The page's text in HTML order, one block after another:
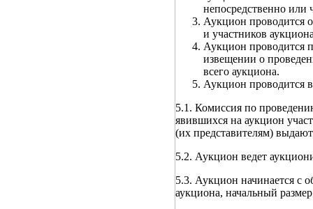
непосредственно или
Аукцион проводится
и участников
Аукцион проводится
извещении о
всего аукциона.
Аукцион проводится
5.1. Комиссия по
явившихся на аукцион
(их представителям)
5.2. Аукцион ведет
5.3. Аукцион начинается с
аукциона, начальный